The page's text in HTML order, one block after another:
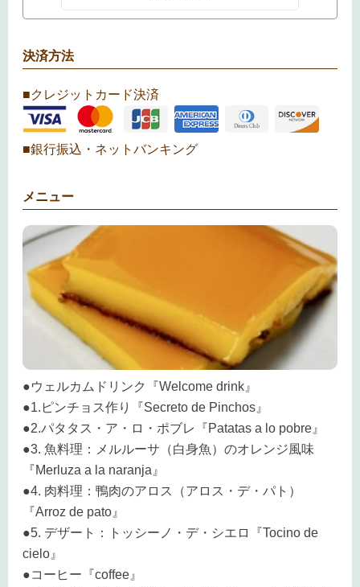
決済方法
■クレジットカード決済
■銀行振込・ネットバンキング
メニュー
●ウェルカムドリンク『Welcome drink』
●1.ピンチョス作り『Secreto de Pinchos』
●2.パタタス・ア・ロ・ポブレ『Patatas a lo pobre』
●3. 魚料理：メルルーサ（白身魚）のオレンジ風味
『Merluza a la naranja』
●4. 肉料理：鴨肉のアロス（アロス・デ・パト）
『Arroz de pato』
●5. デザート：トッシーノ・デ・シエロ『Tocino de
cielo』
●コーヒー『coffee』